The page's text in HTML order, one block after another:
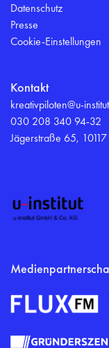
Datenschutz
Presse
Cookie-Einstellungen
Kontakt
kreativpiloten@u-
030 208 340 94-32
Jägerstraße 65,